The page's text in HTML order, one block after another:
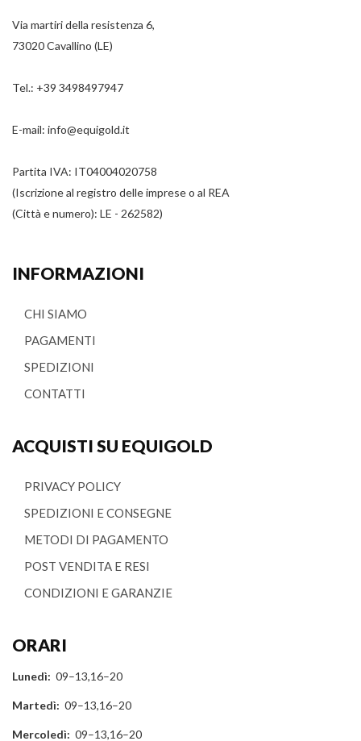
Via martiri della resistenza 6,
73020 Cavallino (LE)
Tel.: +39 3498497947
E-mail: info@equigold.it
Partita IVA: IT04004020758
(Iscrizione al registro delle imprese o al REA
(Città e numero): LE - 262582)
INFORMAZIONI
CHI SIAMO
PAGAMENTI
SPEDIZIONI
CONTATTI
ACQUISTI SU EQUIGOLD
PRIVACY POLICY
SPEDIZIONI E CONSEGNE
METODI DI PAGAMENTO
POST VENDITA E RESI
CONDIZIONI E GARANZIE
ORARI
Lunedì: 09–13,16–20
Martedì: 09–13,16–20
Mercoledì: 09–13,16–20